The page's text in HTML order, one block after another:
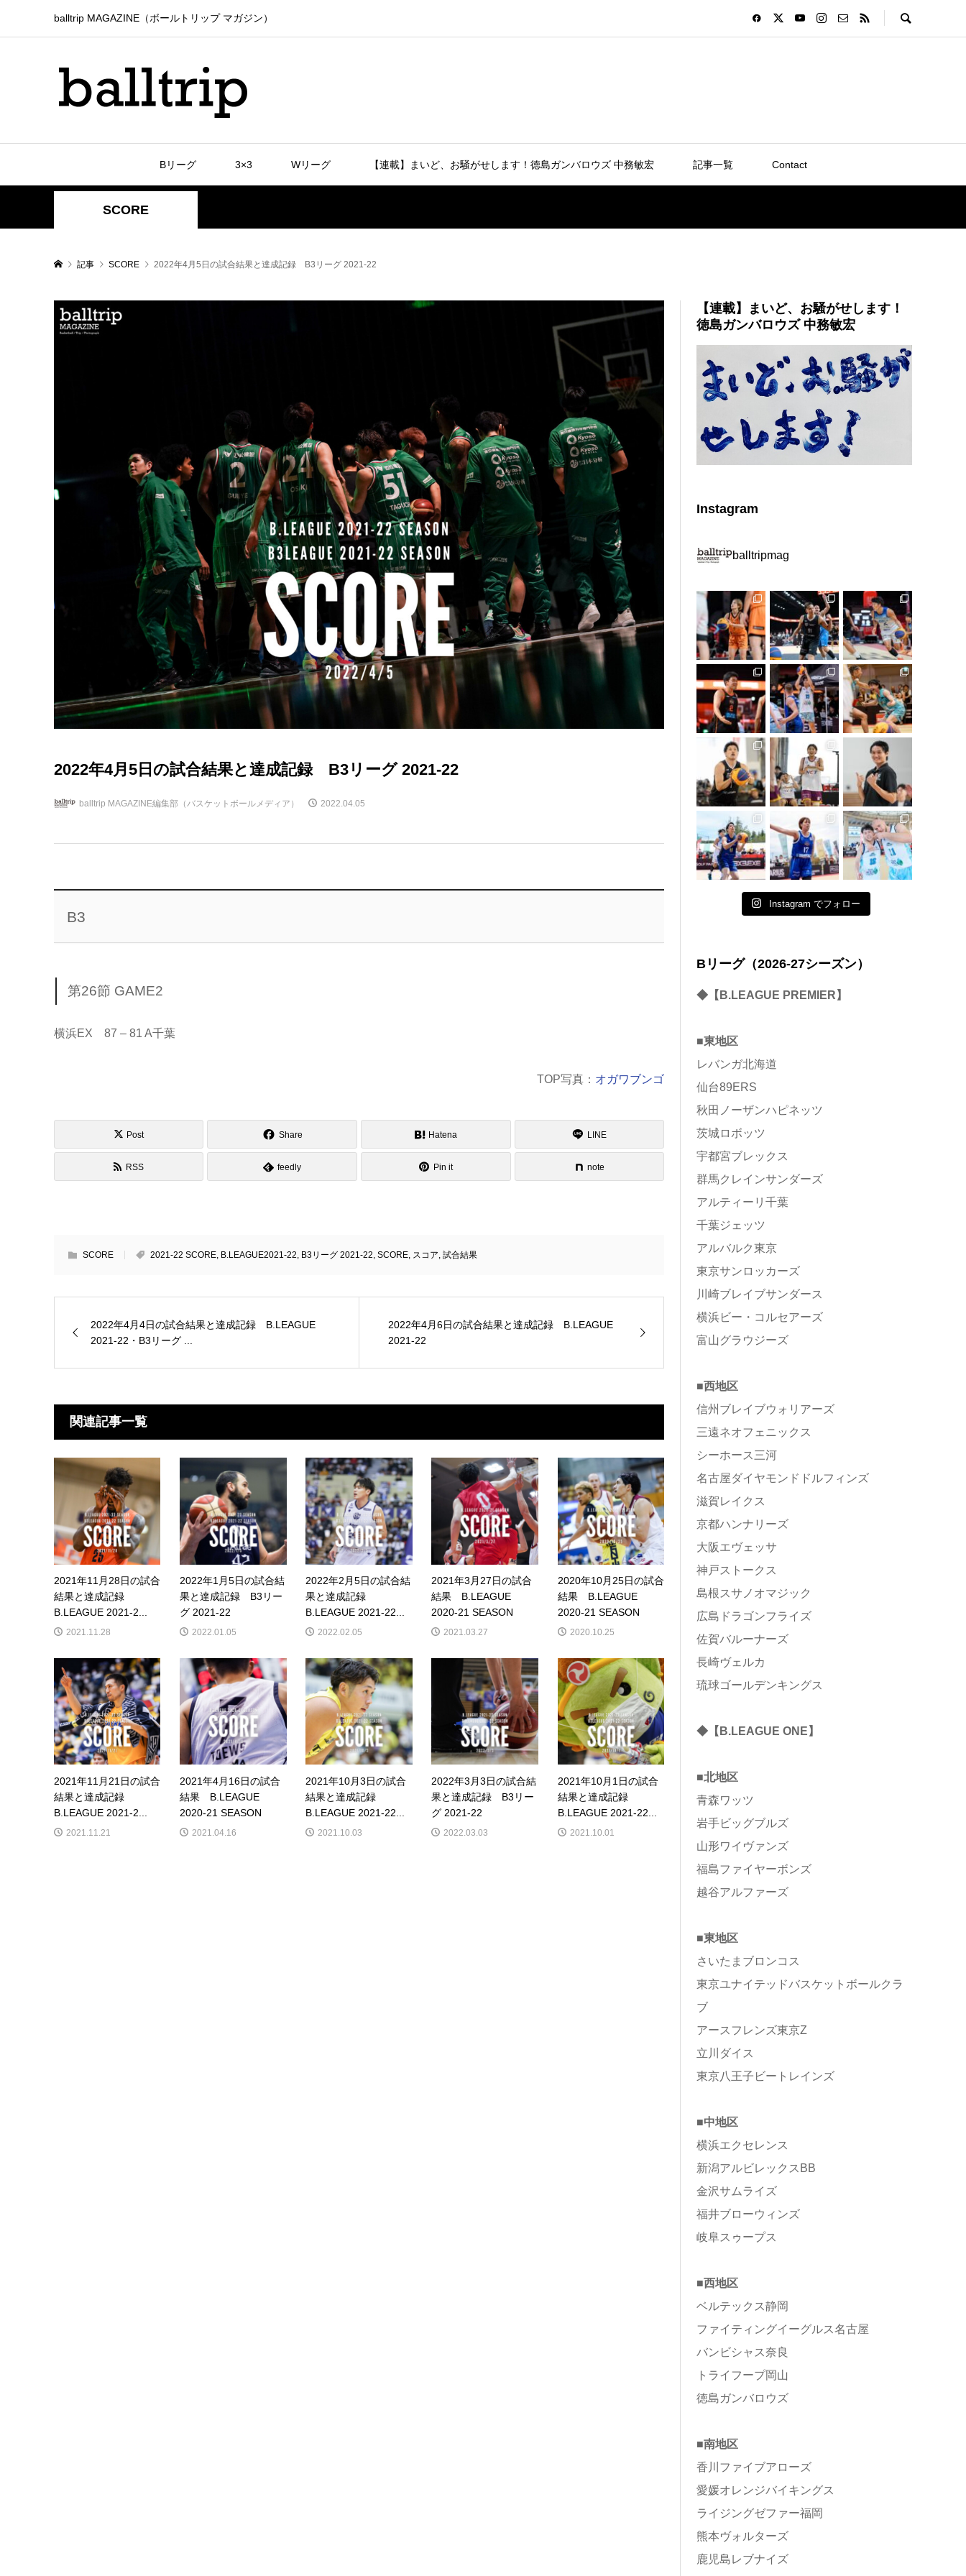
balltrip MAGAZINE（ボールトリップ マガジン）
Bリーグ 3×3 Wリーグ 【連載】まいど、お騒がせします！徳島ガンバロウズ 中務敏宏 記事一覧 Contact
SCORE
記事 SCORE 2022年4月5日の試合結果と達成記録 B3リーグ 2021-22
2022年4月5日の試合結果と達成記録 B3リーグ 2021-22
balltrip MAGAZINE編集部（バスケットボールメディア） 2022.04.05
B3
第26節 GAME2
横浜EX 87 – 81 A千葉
TOP写真： オガワブンゴ
Post Share Hatena LINE
RSS feedly Pin it note
SCORE 2021-22 SCORE, B.LEAGUE2021-22, B3リーグ 2021-22, SCORE, スコア, 試合結果
2022年4月4日の試合結果と達成記録 B.LEAGUE
2021-22・B3リーグ ...
2022年4月6日の試合結果と達成記録 B.LEAGUE
2021-22
関連記事一覧
2021年11月28日の試合
結果と達成記録
B.LEAGUE 2021-2...
2021.11.28
2022年1月5日の試合結
果と達成記録 B3リー
グ 2021-22
2022.01.05
2022年2月5日の試合結
果と達成記録
B.LEAGUE 2021-22...
2022.02.05
2021年3月27日の試合
結果 B.LEAGUE
2020-21 SEASON
2021.03.27
2020年10月25日の試合
結果 B.LEAGUE
2020-21 SEASON
2020.10.25
2021年11月21日の試合
結果と達成記録
B.LEAGUE 2021-2...
2021.11.21
2021年4月16日の試合
結果 B.LEAGUE
2020-21 SEASON
2021.04.16
2021年10月3日の試合
結果と達成記録
B.LEAGUE 2021-22...
2021.10.03
2022年3月3日の試合結
果と達成記録 B3リー
グ 2021-22
2022.03.03
2021年10月1日の試合
結果と達成記録
B.LEAGUE 2021-22...
2021.10.01
【連載】まいど、お騒がせします！
徳島ガンバロウズ 中務敏宏
Instagram
balltripmag
Instagram でフォロー
Bリーグ（2026-27シーズン）
◆【B.LEAGUE PREMIER】
■東地区
レバンガ北海道
仙台89ERS
秋田ノーザンハピネッツ
茨城ロボッツ
宇都宮ブレックス
群馬クレインサンダーズ
アルティーリ千葉
千葉ジェッツ
アルバルク東京
東京サンロッカーズ
川崎ブレイブサンダース
横浜ビー・コルセアーズ
富山グラウジーズ
■西地区
信州ブレイブウォリアーズ
三遠ネオフェニックス
シーホース三河
名古屋ダイヤモンドドルフィンズ
滋賀レイクス
京都ハンナリーズ
大阪エヴェッサ
神戸ストークス
島根スサノオマジック
広島ドラゴンフライズ
佐賀バルーナーズ
長崎ヴェルカ
琉球ゴールデンキングス
◆【B.LEAGUE ONE】
■北地区
青森ワッツ
岩手ビッグブルズ
山形ワイヴァンズ
福島ファイヤーボンズ
越谷アルファーズ
■東地区
さいたまブロンコス
東京ユナイテッドバスケットボールクラ
ブ
アースフレンズ東京Z
立川ダイス
東京八王子ビートレインズ
■中地区
横浜エクセレンス
新潟アルビレックスBB
金沢サムライズ
福井ブローウィンズ
岐阜スゥープス
■西地区
ベルテックス静岡
ファイティングイーグルス名古屋
バンビシャス奈良
トライフープ岡山
徳島ガンバロウズ
■南地区
香川ファイブアローズ
愛媛オレンジバイキングス
ライジングゼファー福岡
熊本ヴォルターズ
鹿児島レブナイズ